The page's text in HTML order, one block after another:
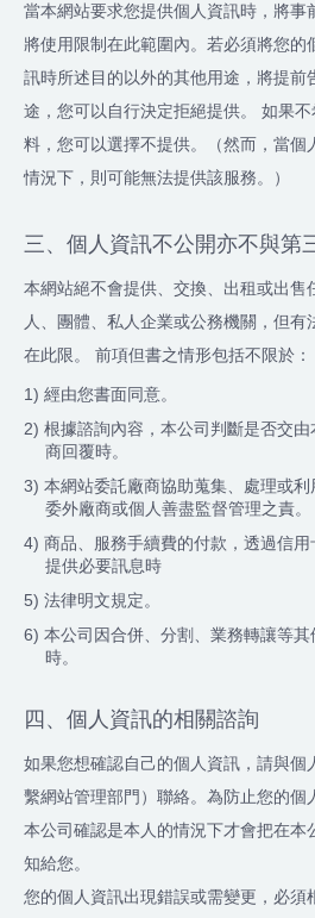
當本網站要求您提供個人資訊時，將事
將使用限制在此範圍內。若必須將您的
訊時所述目的以外的其他用途，將提前
途，您可以自行決定拒絕提供。 如果
料，您可以選擇不提供。（然而，當個
情況下，則可能無法提供該服務。）
三、個人資訊不公開亦不與第
本網站絕不會提供、交換、出租或出售
人、團體、私人企業或公務機關，但有
在此限。 前項但書之情形包括不限於：
1) 經由您書面同意。
2) 根據諮詢內容，本公司判斷是否交
商回覆時。
3) 本網站委託廠商協助蒐集、處理或
委外廠商或個人善盡監督管理之責。
4) 商品、服務手續費的付款，透過信
提供必要訊息時
5) 法律明文規定。
6) 本公司因合併、分割、業務轉讓等
時。
四、個人資訊的相關諮詢
如果您想確認自己的個人資訊，請與個
繫網站管理部門）聯絡。為防止您的個
本公司確認是本人的情況下才會把在本
知給您。
您的個人資訊出現錯誤或需變更，必須